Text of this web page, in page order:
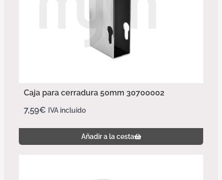
Caja para cerradura 50mm 30700002
7,59€ IVA incluido
Añadir a la cesta